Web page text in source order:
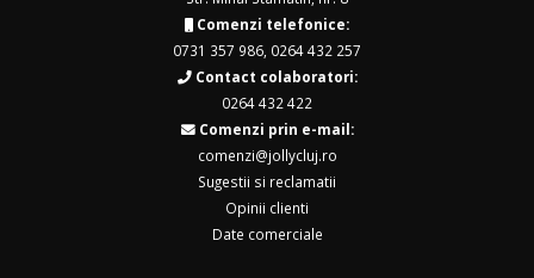
Comenzi telefonice:
0731 357 986 0264 432 257
Contact colaboratori:
0264 432 422
Comenzi prin e-mail:
comenzi@jollycluj.ro
Sugestii si reclamatii
Opinii clienti
Date comerciale